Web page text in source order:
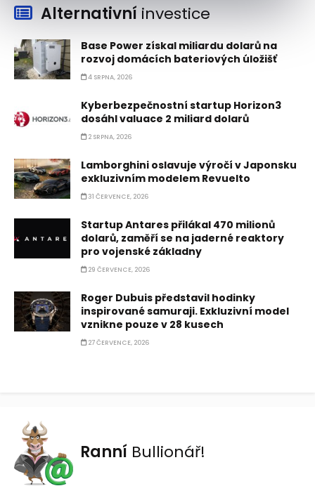
Alternativní investice
Base Power získal miliardu dolarů na
rozvoj domácích bateriových úložišť
4 SRPNA, 2026
Kyberbezpečnostní startup Horizon3
dosáhl valuace 2 miliard dolarů
2 SRPNA, 2026
Lamborghini oslavuje výročí v Japonsku
exkluzivním modelem Revuelto
31 ČERVENCE, 2026
Startup Antares přilákal 470 milionů
dolarů, zaměří se na jaderné reaktory
pro vojenské základny
29 ČERVENCE, 2026
Roger Dubuis představil hodinky
inspirované samuraji. Exkluzivní model
vznikne pouze v 28 kusech
27 ČERVENCE, 2026
Ranní Bullionář!